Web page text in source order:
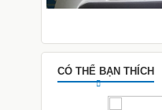
CÓ THỂ BẠN THÍCH